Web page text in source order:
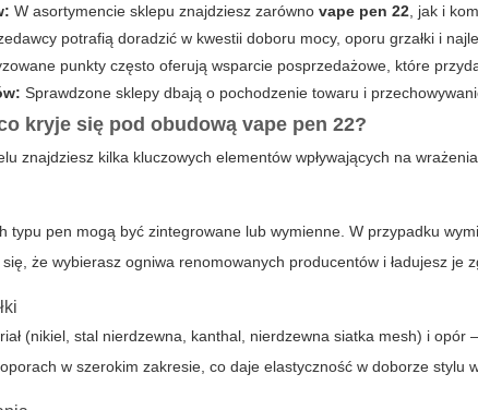
W asortymencie sklepu znajdziesz zarównovape pen 22 , jak i
potrafią doradzić w kwestii doboru mocy, oporu grzałki i
punkty często oferują wsparcie posprzedażowe, które
Sprawdzone sklepy dbają o pochodzenie towaru i
kryje się pod obudowąvape pen 22?
znajdziesz kilka kluczowych elementów wpływających na
typu pen mogą być zintegrowane lub wymienne. W przypadku
się, że wybierasz ogniwa renomowanych producentów i ładujesz je
(nikiel, stal nierdzewna, kanthal, nierdzewna siatka mesh) i
w szerokim zakresie, co daje elastyczność w doborze stylu